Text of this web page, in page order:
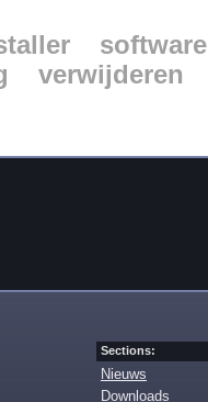
verwijderen
Sections:
Nieuws
Downloads